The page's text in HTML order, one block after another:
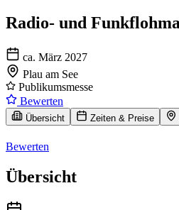
Radio- und
ca. März 2027
Plau am See
Publikumsmesse
Bewerten
Übersicht Zeiten & Preise
Bewerten
Übersicht